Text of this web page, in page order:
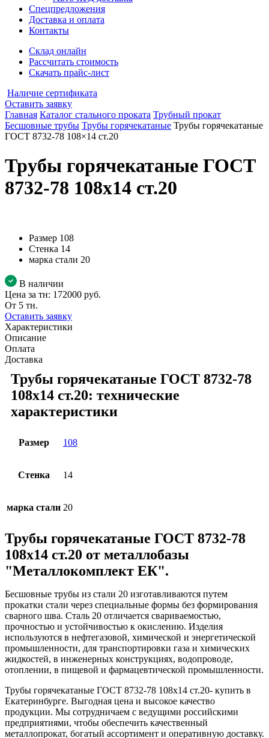
Спецпредложения
Доставка и оплата
Контакты
Склад онлайн
Рассчитать стоимость
Скачать прайс-лист
Наличие сертификата
Оставить заявку
Главная Каталог стального проката Трубный прокат
Бесшовные трубы Трубы горячекатаные Трубы горячекатаные
ГОСТ 8732-78 108×14 ст.20
Трубы горячекатаные ГОСТ
8732-78 108x14 ст.20
Размер 108
Стенка 14
марка стали 20
В наличии
Цена за тн: 172000 руб.
От 5 тн.
Оставить заявку
Характеристики
Описание
Оплата
Доставка
Трубы горячекатаные ГОСТ 8732-78
108x14 ст.20: технические
характеристики
Размер 108
Стенка 14
марка стали 20
Трубы горячекатаные ГОСТ 8732-78
108x14 ст.20 от металлобазы
"Металлокомплект ЕК".
Бесшовные трубы из стали 20 изготавливаются путем
прокатки стали через специальные формы без формирования
сварного шва. Сталь 20 отличается свариваемостью,
прочностью и устойчивостью к окислению. Изделия
используются в нефтегазовой, химической и энергетической
промышленности, для транспортировки газа и химических
жидкостей, в инженерных конструкциях, водопроводе,
отоплении, в пищевой и фармацевтической промышленности.
Трубы горячекатаные ГОСТ 8732-78 108x14 ст.20- купить в
Екатеринбурге. Выгодная цена и высокое качество
продукции. Мы сотрудничаем с ведущими российскими
предприятиями, чтобы обеспечить качественный
металлопрокат, богатый ассортимент и оперативную доставку.